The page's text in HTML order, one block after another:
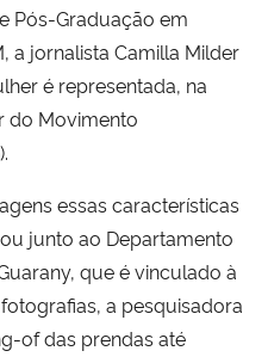
Pós-Graduação em
a jornalista Camilla Milder
é representada, na
do Movimento
essas características
junto ao Departamento
que é vinculado à
a pesquisadora
of das prendas até